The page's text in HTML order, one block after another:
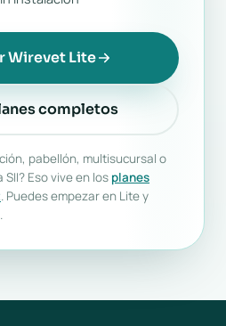
Wirevet Lite
completos
pabellón, multisucursal o
Eso vive en los planes
. Puedes empezar en Lite y